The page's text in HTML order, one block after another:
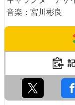
音楽：宮川彬良